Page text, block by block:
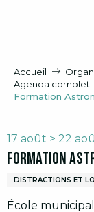
Accueil
Agenda complet
Formation
17 août > 22
Formation
DISTRACTIONS ET
École